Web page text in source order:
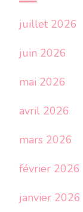
juillet 2026
juin 2026
mai 2026
avril 2026
mars 2026
février 2026
janvier 2026